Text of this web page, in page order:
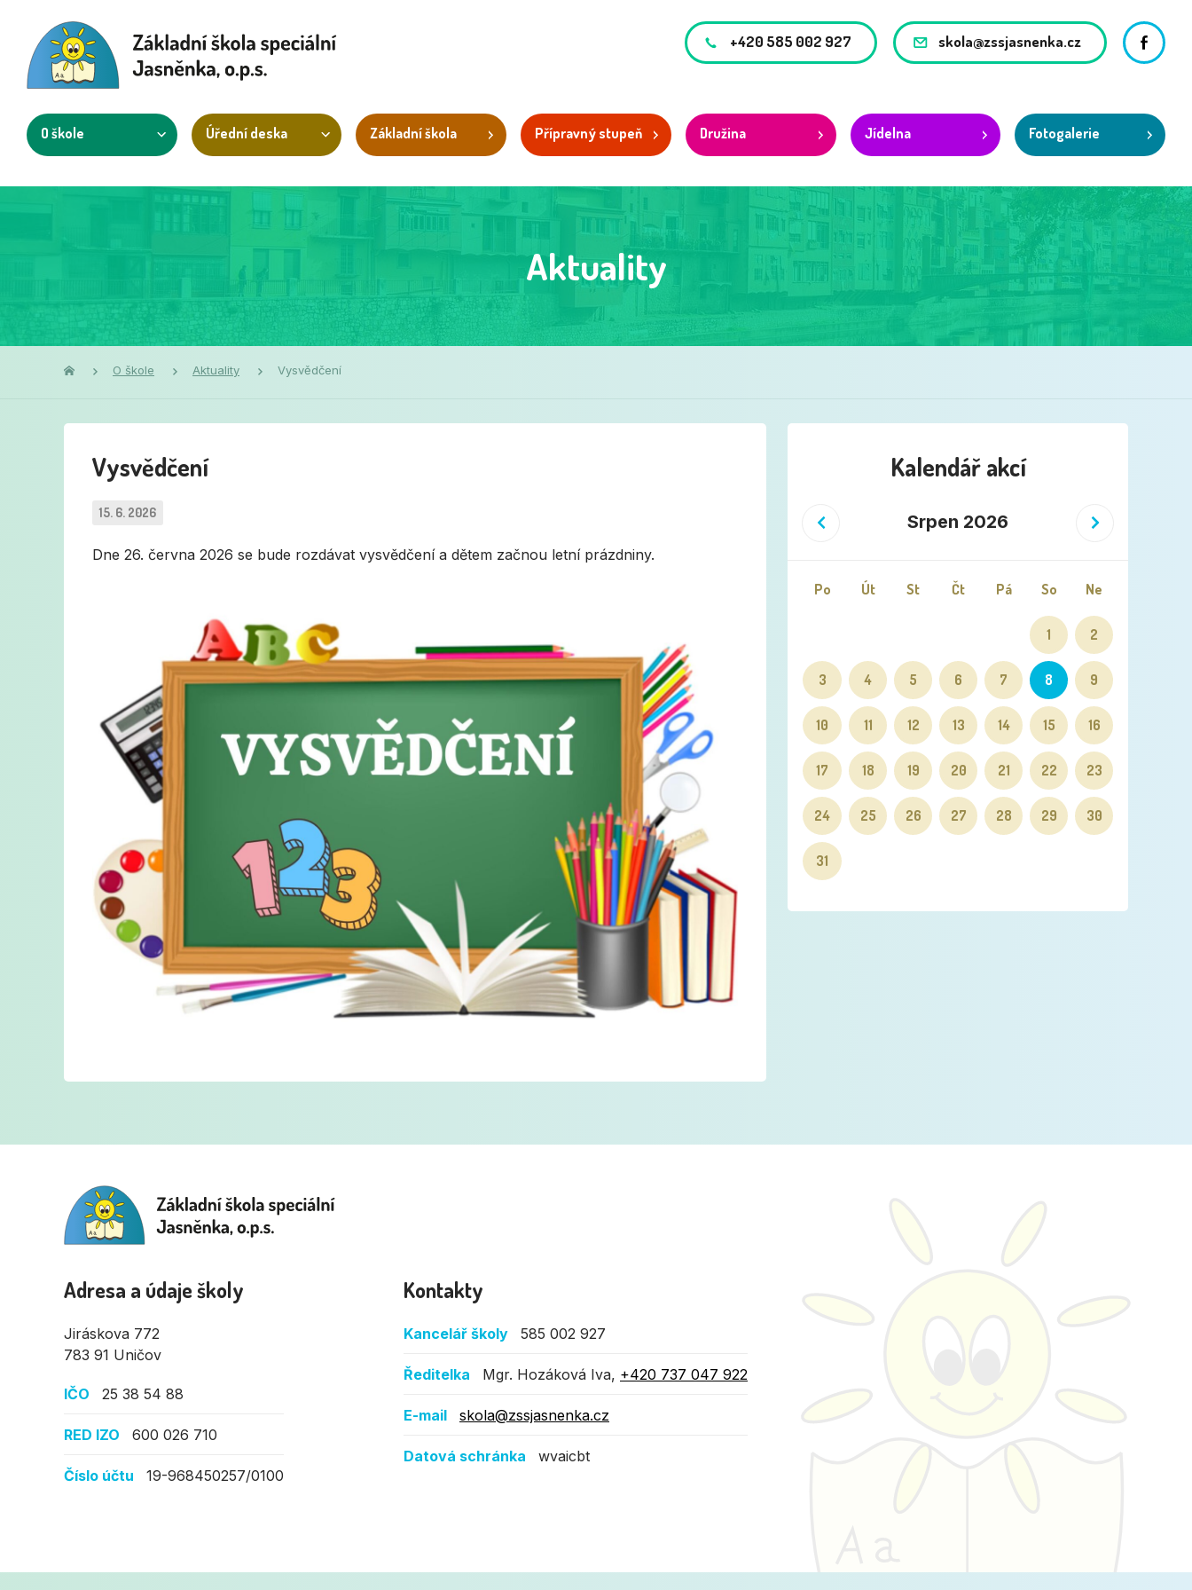
+420 585 002 927 skola@zssjasnenka.cz
O škole Úřední deska Základní škola Přípravný stupeň Družina Jídelna Fotogalerie
Aktuality
O škole Aktuality Vysvědčení
Vysvědčení
15. 6. 2026
Dne 26. června 2026 se bude rozdávat vysvědčení a dětem začnou letní prázdniny.
Kalendář akcí
PředchozíSrpen 2026 Následující
Po Út St Čt Pá So Ne
1 2
3 4 5 6 7 8 9
10 11 12 13 14 15 16
17 18 19 20 21 22 23
24 25 26 27 28 29 30
31
Adresa a údaje školy
Jiráskova 772
783 91 Uničov
IČO 25 38 54 88
RED IZO 600 026 710
Číslo účtu 19-968450257/0100
Kontakty
Kancelář školy 585 002 927
Ředitelka Mgr. Hozáková Iva, +420 737 047 922
E-mail skola@zssjasnenka.cz
Datová schránka wvaicbt